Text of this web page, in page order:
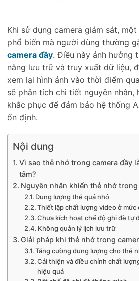
Khi sử dụng camera giám sát,
phổ biến mà người dùng thường
camera đầy. Điều này ảnh hưởng
năng lưu trữ và truy xuất dữ liệu,
xem lại hình ảnh vào thời điểm
sẽ phân tích chi tiết nguyên nhân,
khắc phục để đảm bảo hệ thống
ổn định.
Nội dung
Vì sao thẻ nhớ trong camera đầy
tâm?
Nguyên nhân khiến thẻ nhớ
Dung lượng thẻ quá nhỏ
Thiết lập chất lượng video ở mức
Chưa kích hoạt chế độ ghi đè tự
Không quản lý lịch lưu trữ
Giải pháp khi thẻ nhớ trong
Tăng cường dung lượng cho thẻ
Cải thiện và điều chỉnh chất
hiệu quả